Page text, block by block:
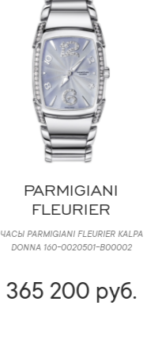
CARTIER
ЧАСЫ CARTIER CALIBRE DE PASHA
CHRONOGRAPH W3108555/2860
373 500 руб.